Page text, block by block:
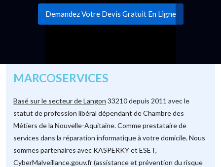
Demandez Votre Devis Gratuit En Ligne
MARCOSERVICES
Basé sur le secteur de Langon 33210 depuis 2011 avec le
statut de profession libéral dépendant de Chambre des
Métiers de la Nouvelle-Aquitaine. Comme prestataire de
services dans la réparation informatique à votre domicile. Nous
sommes partenaires avec KASPERKY et ESET,
CyberMalveillance.gouv.fr (assistance et prévention du risque